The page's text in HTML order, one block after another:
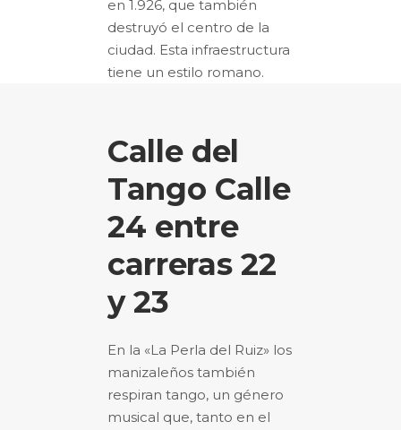
en 1.926, que también
destruyó el centro de la
ciudad. Esta infraestructura
tiene un estilo romano.
Calle del
Tango Calle
24 entre
carreras 22
y 23
En la «La Perla del Ruiz» los
manizaleños también
respiran tango, un género
musical que, tanto en el